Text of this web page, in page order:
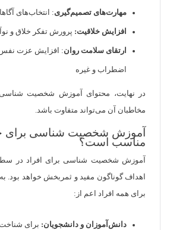
مهارت‌های تصمیم‌گیری: انتخاب‌های
افزایش خلاقیت: پرورش تفکر خلاق و
ارتقای سلامت روان: افزایش عزت
اضطراب و غیره
در نهایت، محتوای آموزش شخصیت شناسی
مخاطبان آن می‌تواند متفاوت باشد.
آموزش شخصیت شناسی برای
مناسب است؟
آموزش شخصیت شناسی برای افراد در
اهداف گوناگون مفید و ثمربخش خواهد بود.
برای همه افراد اعم از:
دانش‌آموزان و دانشجویان: برای